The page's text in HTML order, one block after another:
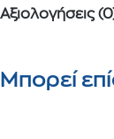
Αξιολογήσεις
Μπορεί